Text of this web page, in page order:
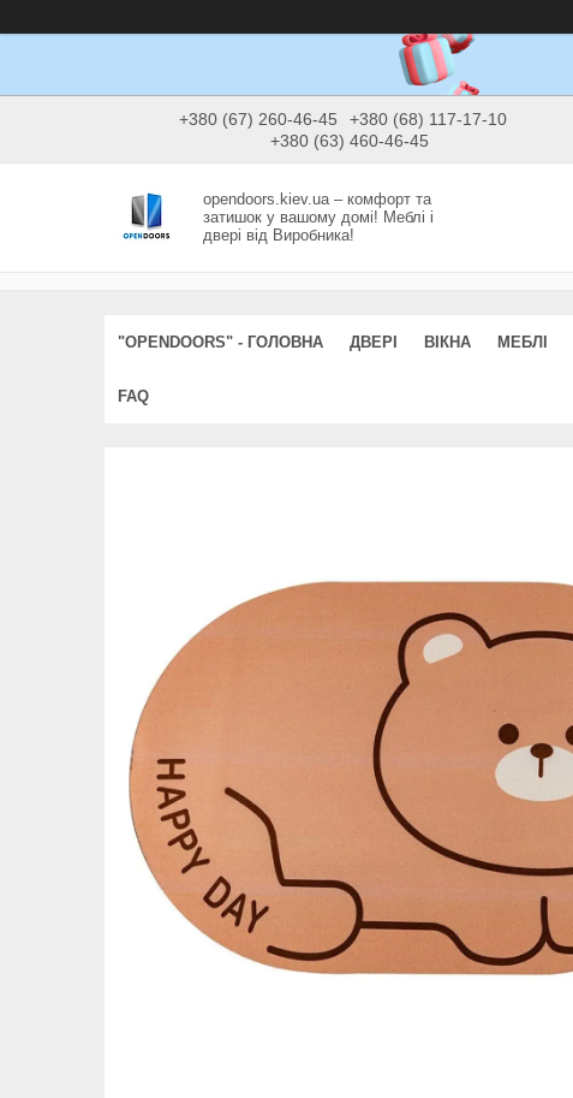
+380 (67) 260-46-45
+380 (68) 117-17-10
+380 (63) 460-46-45
opendoors.kiev.ua – комфорт та
затишок у вашому домі! Меблі і
двері від Виробника!
"OPENDOORS" - ГОЛОВНА ДВЕРІ ВІКНА МЕБЛІ
FAQ